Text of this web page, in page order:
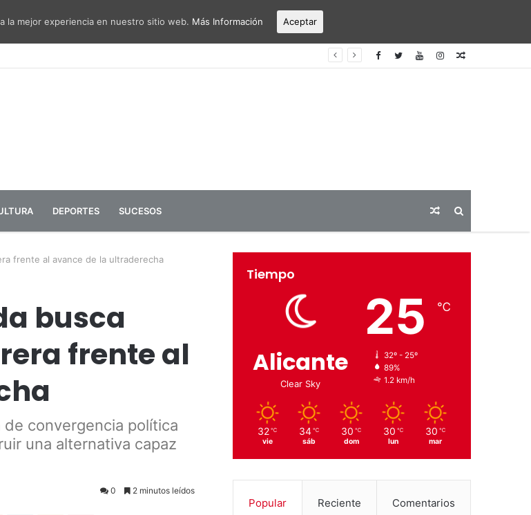
y vecinos por el ruido del aeropuerto Alicante-Elche Articulo
DEPORTES SUCESOS Articulo
aleatorio
frente al avance de la ultraderecha
busca
frente al
convergencia política
una alternativa capaz
0 2 minutos leídos
Tiempo
Alicante
Clear Sky
25 ℃
32º - 25º
89%
1.2 km/h
32 ℃
vie
34 ℃
sáb
30 ℃
dom
30 ℃
lun
30 ℃
mar
Popular Reciente Comentarios
la mejor experiencia en nuestro sitio web. Más Información Aceptar